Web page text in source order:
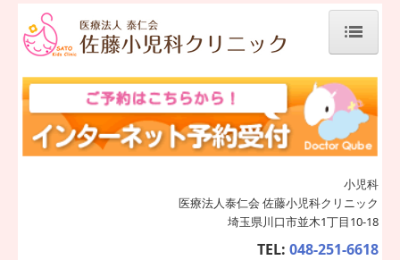
ごあいさつ
診療案内
小児科
医療法人泰仁会 佐藤小児科クリニック
埼玉県川口市並木1丁目10-18
TEL: 048-251-6618